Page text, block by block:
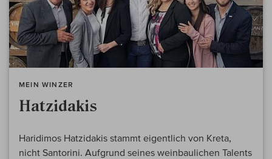
MEIN WINZER
Hatzidakis
Haridimos Hatzidakis stammt eigentlich von Kreta,
nicht Santorini. Aufgrund seines weinbaulichen Talents